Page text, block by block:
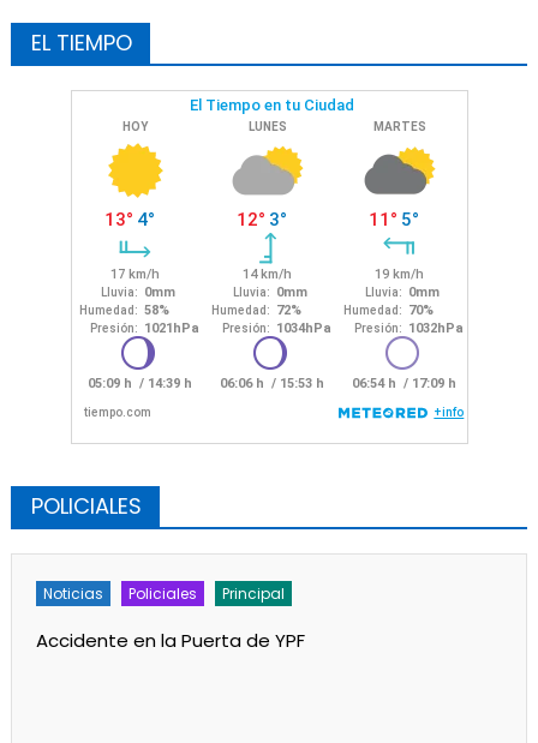
EL TIEMPO
POLICIALES
Noticias Policiales Principal
Accidente en la Puerta de YPF